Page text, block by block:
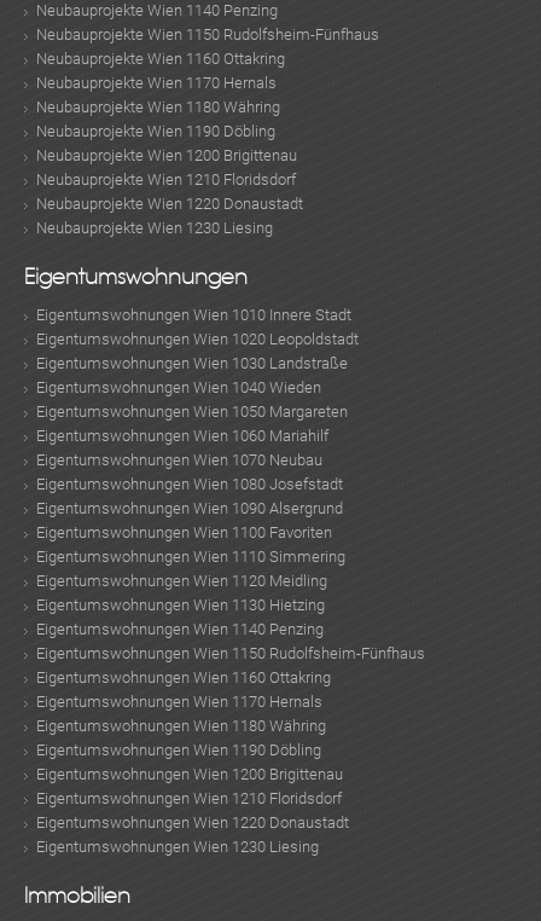
Neubauprojekte Wien 1140 Penzing
Neubauprojekte Wien 1150 Rudolfsheim-Fünfhaus
Neubauprojekte Wien 1160 Ottakring
Neubauprojekte Wien 1170 Hernals
Neubauprojekte Wien 1180 Währing
Neubauprojekte Wien 1190 Döbling
Neubauprojekte Wien 1200 Brigittenau
Neubauprojekte Wien 1210 Floridsdorf
Neubauprojekte Wien 1220 Donaustadt
Neubauprojekte Wien 1230 Liesing
Eigentumswohnungen
Eigentumswohnungen Wien 1010 Innere Stadt
Eigentumswohnungen Wien 1020 Leopoldstadt
Eigentumswohnungen Wien 1030 Landstraße
Eigentumswohnungen Wien 1040 Wieden
Eigentumswohnungen Wien 1050 Margareten
Eigentumswohnungen Wien 1060 Mariahilf
Eigentumswohnungen Wien 1070 Neubau
Eigentumswohnungen Wien 1080 Josefstadt
Eigentumswohnungen Wien 1090 Alsergrund
Eigentumswohnungen Wien 1100 Favoriten
Eigentumswohnungen Wien 1110 Simmering
Eigentumswohnungen Wien 1120 Meidling
Eigentumswohnungen Wien 1130 Hietzing
Eigentumswohnungen Wien 1140 Penzing
Eigentumswohnungen Wien 1150 Rudolfsheim-Fünfhaus
Eigentumswohnungen Wien 1160 Ottakring
Eigentumswohnungen Wien 1170 Hernals
Eigentumswohnungen Wien 1180 Währing
Eigentumswohnungen Wien 1190 Döbling
Eigentumswohnungen Wien 1200 Brigittenau
Eigentumswohnungen Wien 1210 Floridsdorf
Eigentumswohnungen Wien 1220 Donaustadt
Eigentumswohnungen Wien 1230 Liesing
Immobilien